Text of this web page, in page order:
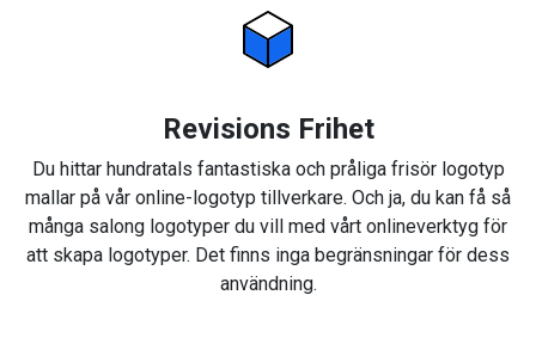
Revisions Frihet
Du hittar hundratals fantastiska och pråliga frisör logotyp
mallar på vår online-logotyp tillverkare. Och ja, du kan få så
många salong logotyper du vill med vårt onlineverktyg för
att skapa logotyper. Det finns inga begränsningar för dess
användning.